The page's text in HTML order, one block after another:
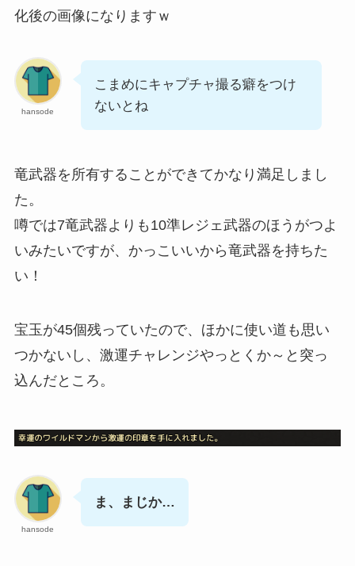
化後の画像になりますｗ
hansode
こまめにキャプチャ撮る癖をつけ
ないとね
竜武器を所有することができてかなり満足しまし
た。
噂では7竜武器よりも10準レジェ武器のほうがつよ
いみたいですが、かっこいいから竜武器を持ちた
い！
宝玉が45個残っていたので、ほかに使い道も思い
つかないし、激運チャレンジやっとくか～と突っ
込んだところ。
hansode
ま、まじか…